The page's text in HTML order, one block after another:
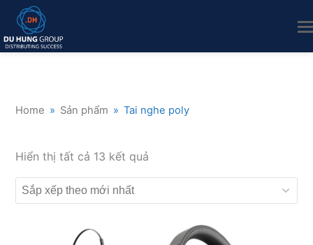
Home » Sản phẩm » Tai nghe poly
Hiển thị tất cả 13 kết quả
sắp
xếp